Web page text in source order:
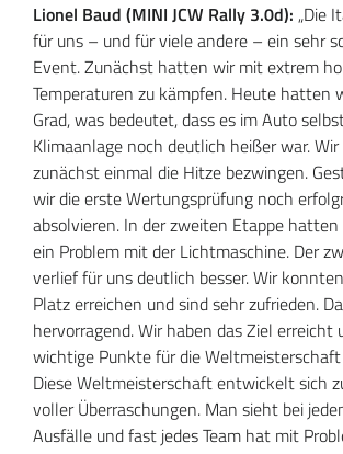
Lionel Baud (MINI JCW Rally 3.0d): „Die
für uns – und für viele andere – ein sehr
Event. Zunächst hatten wir mit extrem
Temperaturen zu kämpfen. Heute hatten
Grad, was bedeutet, dass es im Auto
Klimaanlage noch deutlich heißer war.
zunächst einmal die Hitze bezwingen.
wir die erste Wertungsprüfung noch
absolvieren. In der zweiten Etappe
ein Problem mit der Lichtmaschine. Der
verlief für uns deutlich besser. Wir
Platz erreichen und sind sehr zufrieden.
hervorragend. Wir haben das Ziel erreicht
wichtige Punkte für die
Diese Weltmeisterschaft entwickelt sich
voller Überraschungen. Man sieht bei
Ausfälle und fast jedes Team hat mit